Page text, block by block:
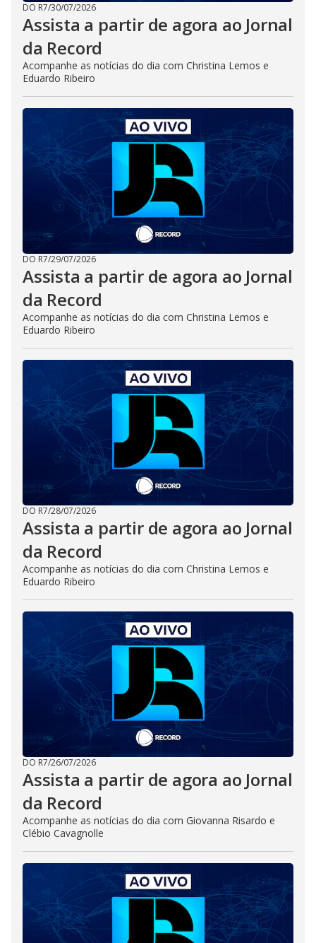
DO R7/30/07/2026
Assista a partir de agora ao Jornal
da Record
Acompanhe as notícias do dia com Christina Lemos e
Eduardo Ribeiro
DO R7/29/07/2026
Assista a partir de agora ao Jornal
da Record
Acompanhe as notícias do dia com Christina Lemos e
Eduardo Ribeiro
DO R7/28/07/2026
Assista a partir de agora ao Jornal
da Record
Acompanhe as notícias do dia com Christina Lemos e
Eduardo Ribeiro
DO R7/26/07/2026
Assista a partir de agora ao Jornal
da Record
Acompanhe as notícias do dia com Giovanna Risardo e
Clébio Cavagnolle